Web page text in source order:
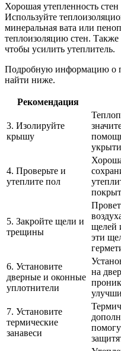
Хорошая утепленность
Используйте
минеральная вата или
теплоизоляцию стен. Также
чтобы усилить утеплитель.
Подробную информацию о
найти ниже.
Рекомендация
3. Изолируйте
крышу
4. Проверьте и
утеплите пол
5. Закройте щели и
трещины
щелей
эти
6. Установите
дверные и оконные
уплотнители
на
7. Установите
термические
занавеси